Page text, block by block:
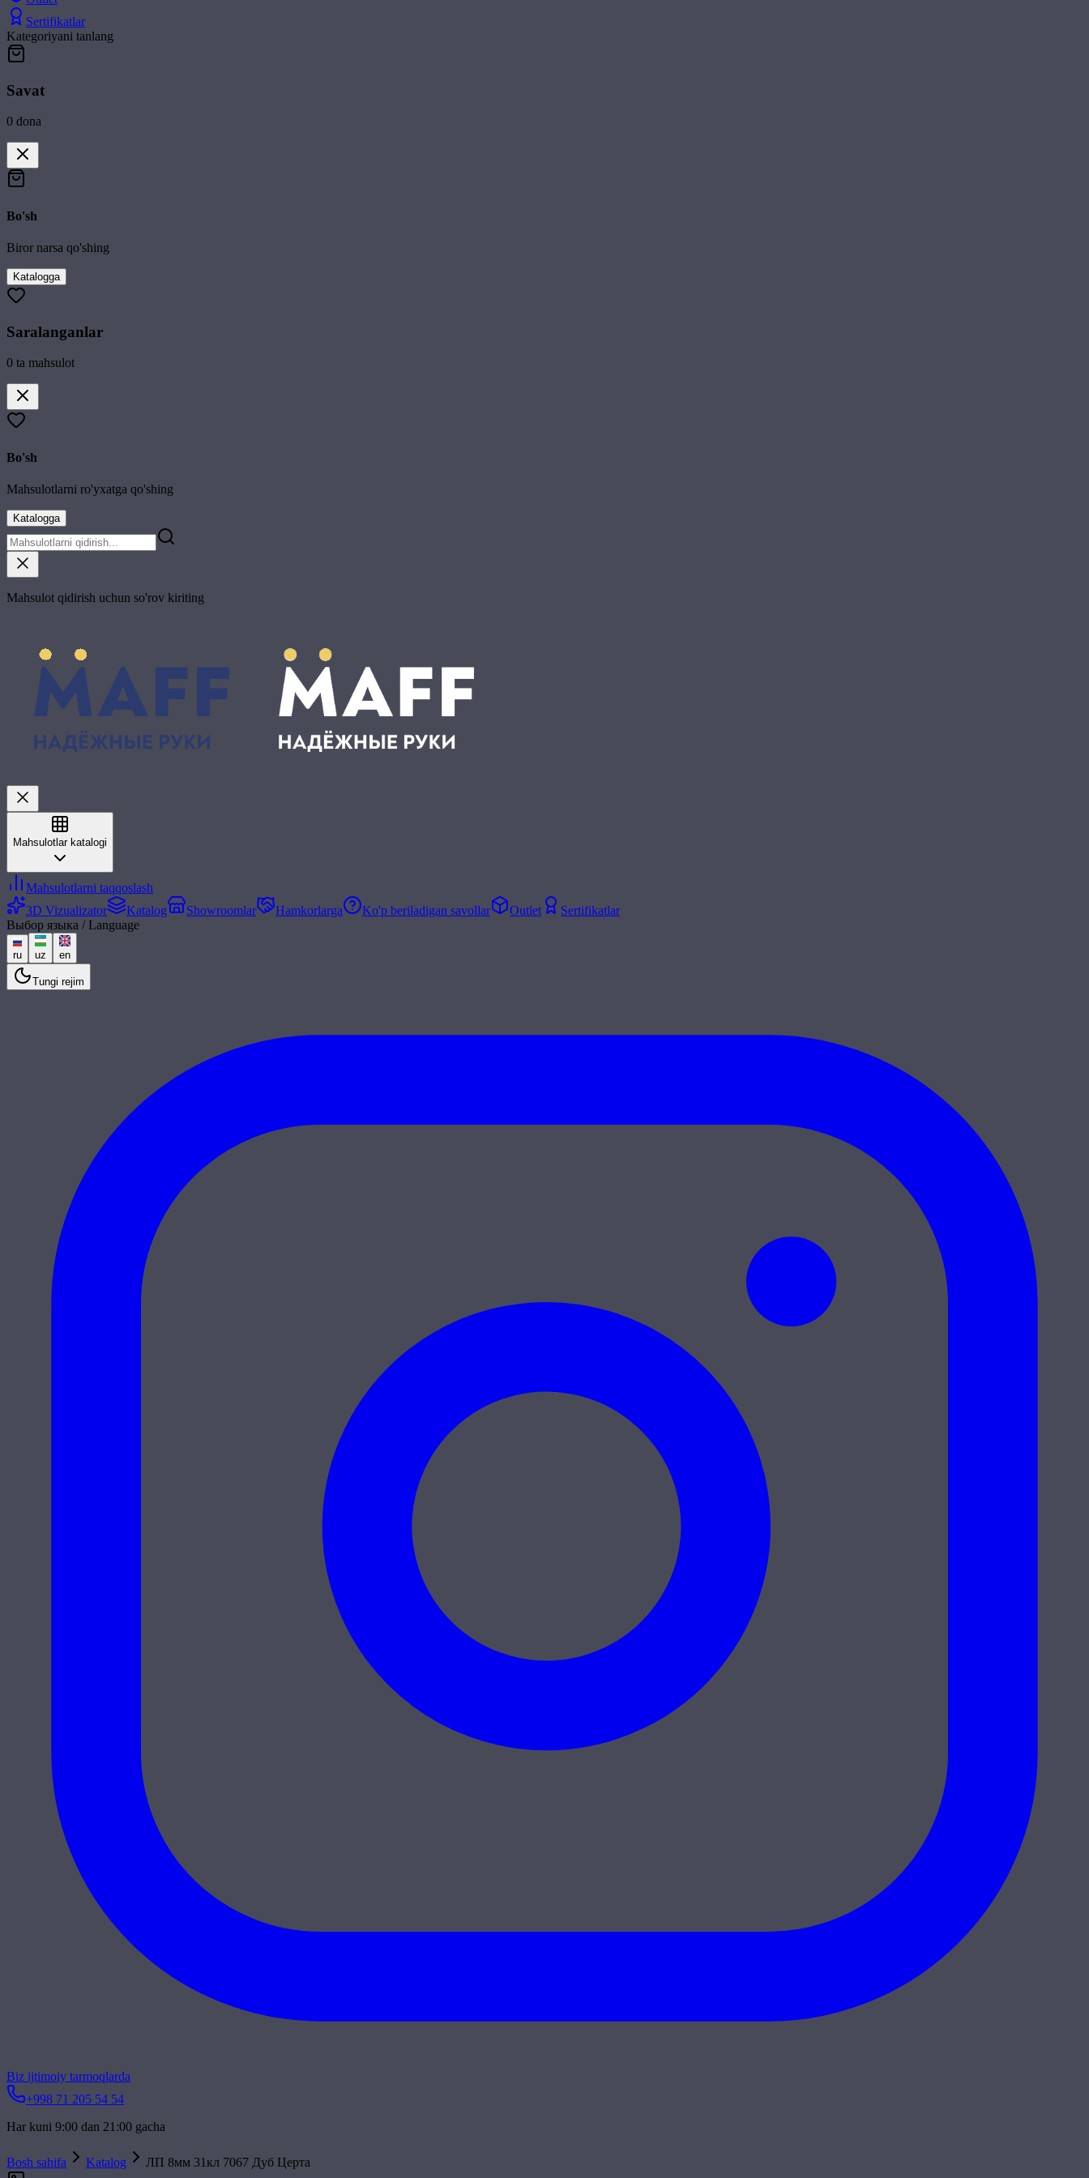
Sertifikatlar
Kategoriyani tanlang
Savat
0 dona
Bo'sh
Biror narsa qo'shing
Katalogga
Saralanganlar
0 ta mahsulot
Bo'sh
Mahsulotlarni ro'yxatga qo'shing
Katalogga
Mahsulot qidirish uchun so'rov kiriting
Mahsulotlar katalogi
Mahsulotlarni taqqoslash
3D Vizualizator
Katalog Showroomlar Hamkorlarga Ko'p beriladigan savollar Outlet
Sertifikatlar
Выбор языка / Language
ru uz en
Tungi rejim
Biz ijtimoiy tarmoqlarda
+998 71 205 54 54
Har kuni 9:00 dan 21:00 gacha
Bosh sahifa Katalog
ЛП 8мм 31кл 7067 Дуб Церта